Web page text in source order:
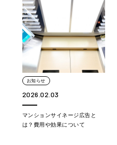
お知らせ
2026.02.03
マンションサイネージ広告と
は？費用や効果について